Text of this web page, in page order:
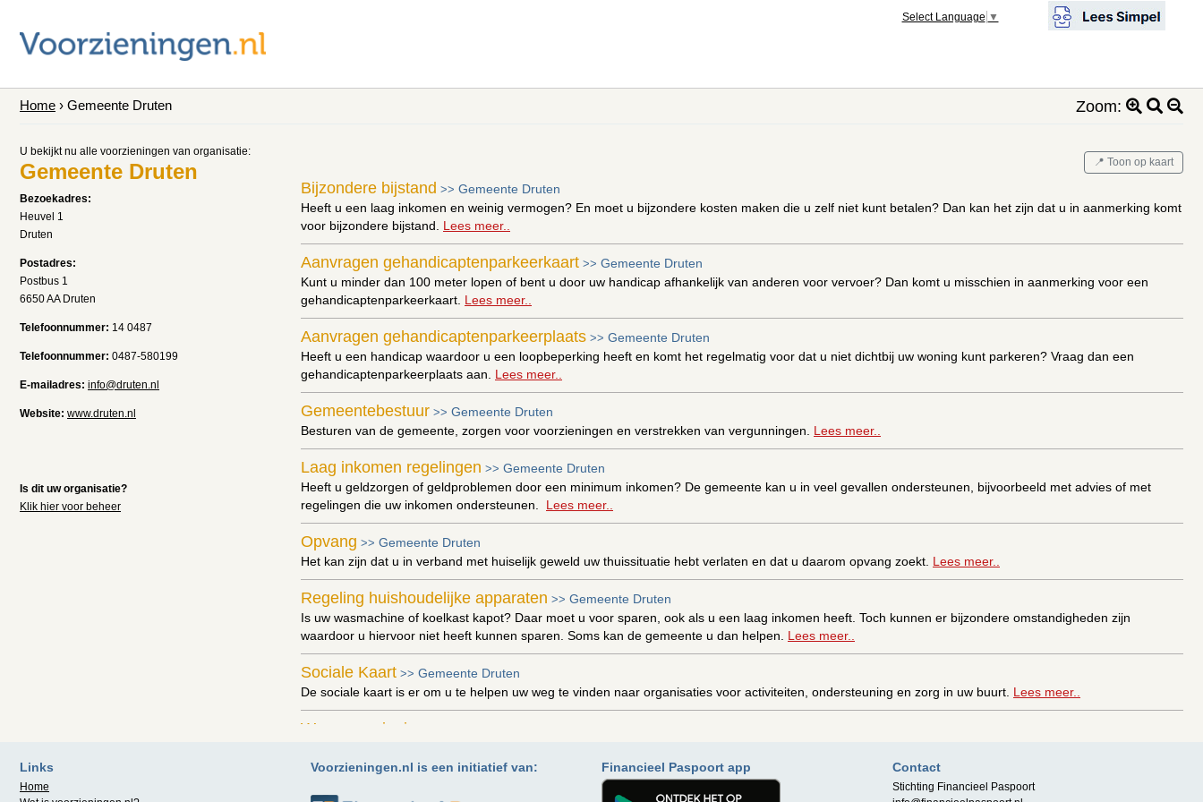
Select Language ▼
Home › Gemeente Druten Zoom:
U bekijkt nu alle voorzieningen van organisatie:
Gemeente Druten
Bezoekadres:
Heuvel 1
Druten
Postadres:
Postbus 1
6650 AA Druten
Telefoonnummer: 14 0487
Telefoonnummer: 0487-580199
E-mailadres: info@druten.nl
Website: www.druten.nl
Is dit uw organisatie?
Klik hier voor beheer
📍 Toon op kaart
Bijzondere bijstand >> Gemeente Druten
Heeft u een laag inkomen en weinig vermogen? En moet u bijzondere kosten maken die u zelf niet kunt betalen? Dan kan het zijn dat u in aanmerking komt
voor bijzondere bijstand. Lees meer..
Aanvragen gehandicaptenparkeerkaart >> Gemeente Druten
Kunt u minder dan 100 meter lopen of bent u door uw handicap afhankelijk van anderen voor vervoer? Dan komt u misschien in aanmerking voor een
gehandicaptenparkeerkaart. Lees meer..
Aanvragen gehandicaptenparkeerplaats >> Gemeente Druten
Heeft u een handicap waardoor u een loopbeperking heeft en komt het regelmatig voor dat u niet dichtbij uw woning kunt parkeren? Vraag dan een
gehandicaptenparkeerplaats aan. Lees meer..
Gemeentebestuur >> Gemeente Druten
Besturen van de gemeente, zorgen voor voorzieningen en verstrekken van vergunningen. Lees meer..
Laag inkomen regelingen >> Gemeente Druten
Heeft u geldzorgen of geldproblemen door een minimum inkomen? De gemeente kan u in veel gevallen ondersteunen, bijvoorbeeld met advies of met
regelingen die uw inkomen ondersteunen. Lees meer..
Opvang >> Gemeente Druten
Het kan zijn dat u in verband met huiselijk geweld uw thuissituatie hebt verlaten en dat u daarom opvang zoekt. Lees meer..
Regeling huishoudelijke apparaten >> Gemeente Druten
Is uw wasmachine of koelkast kapot? Daar moet u voor sparen, ook als u een laag inkomen heeft. Toch kunnen er bijzondere omstandigheden zijn
waardoor u hiervoor niet heeft kunnen sparen. Soms kan de gemeente u dan helpen. Lees meer..
Sociale Kaart >> Gemeente Druten
De sociale kaart is er om u te helpen uw weg te vinden naar organisaties voor activiteiten, ondersteuning en zorg in uw buurt. Lees meer..
Woonvoorziening aanvragen
9 voorzieningen gevonden 1 van 1
Links
Home
Voorzieningen.nl is een initiatief van: Financieel Paspoort app Contact
Stichting Financieel Paspoort